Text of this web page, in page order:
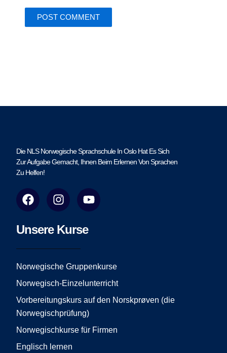
Die NLS Norwegische Sprachschule In Oslo Hat Es Sich
Zur Aufgabe Gemacht, Ihnen Beim Erlernen Von Sprachen
Zu Helfen!
F
a
e
o
o
I
n
t
g
r
m
Y
o
t
e
Unsere Kurse
Norwegische Gruppenkurse
Norwegisch-Einzelunterricht
Vorbereitungskurs auf den Norskprøven (die
Norwegischprüfung)
Norwegischkurse für Firmen
Englisch lernen